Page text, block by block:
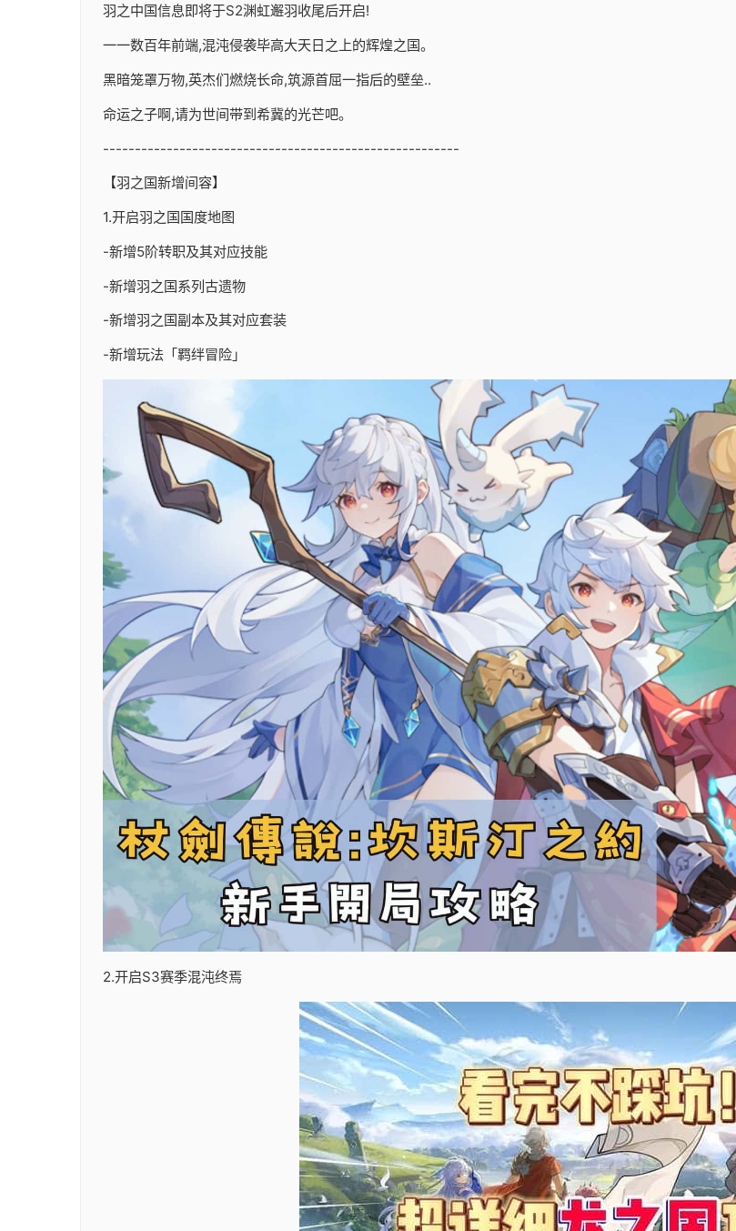
羽之中国信息即将于S2渊虹邂羽收尾后开启!
一一数百年前端,混沌侵袭毕高大天日之上的辉煌之国。
黑暗笼罩万物,英杰们燃烧长命,筑源首屈一指后的壁垒..
命运之子啊,请为世间带到希冀的光芒吧。
--------------------------------------------------------
【羽之国新增间容】
1.开启羽之国国度地图
-新增5阶转职及其对应技能
-新增羽之国系列古遗物
-新增羽之国副本及其对应套装
-新增玩法「羁绊冒险」
2.开启S3赛季混沌终焉